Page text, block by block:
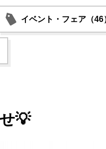
イベント・フェア（46
💡